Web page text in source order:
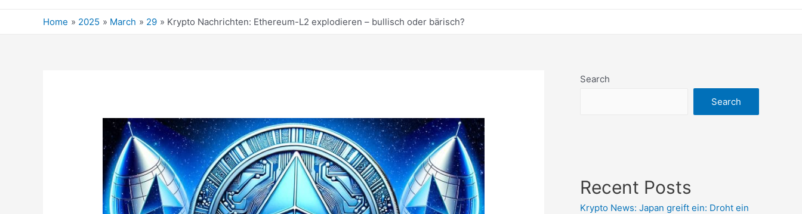
Home 2025 March 29 Krypto Nachrichten: Ethereum-L2 explodieren – bullisch oder bärisch?
Search
Search
Recent Posts
Krypto News: Japan greift ein: Droht ein